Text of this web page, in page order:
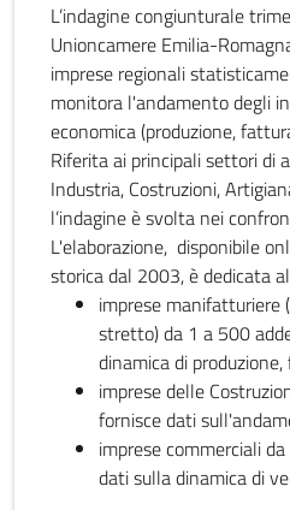
L’indagine congiunturale
Unioncamere Emilia-
imprese regionali
monitora l'andamento degli
economica (produzione,
Riferita ai principali settori di
Industria, Costruzioni,
l’indagine è svolta nei
L'elaborazione, disponibile
storica dal 2003, è dedicata
imprese manifatturiere
stretto) da 1 a 500
dinamica di
imprese delle
fornisce dati
imprese commerciali
dati sulla dinamica di